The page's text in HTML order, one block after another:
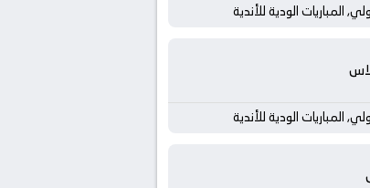
المباريات الودية للأندية
المباريات الودية للأندية